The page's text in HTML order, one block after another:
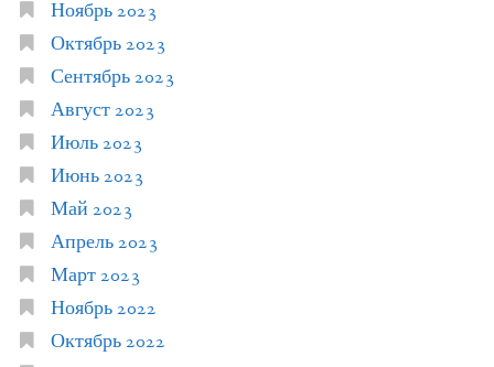
Ноябрь 2023
Октябрь 2023
Сентябрь 2023
Август 2023
Июль 2023
Июнь 2023
Май 2023
Апрель 2023
Март 2023
Ноябрь 2022
Октябрь 2022